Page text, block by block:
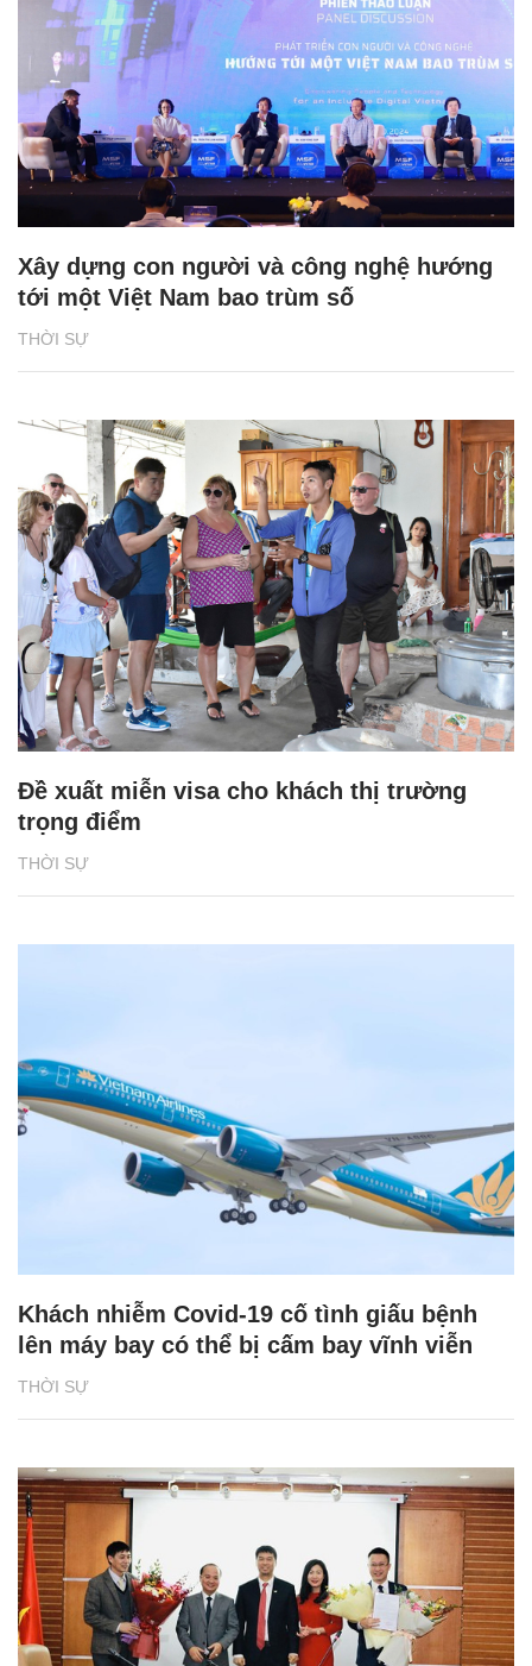
THỜI SỰ
Xây dựng con người và công nghệ hướng
tới một Việt Nam bao trùm số
THỜI SỰ
Đề xuất miễn visa cho khách thị trường
trọng điểm
THỜI SỰ
Khách nhiễm Covid-19 cố tình giấu bệnh
lên máy bay có thể bị cấm bay vĩnh viễn